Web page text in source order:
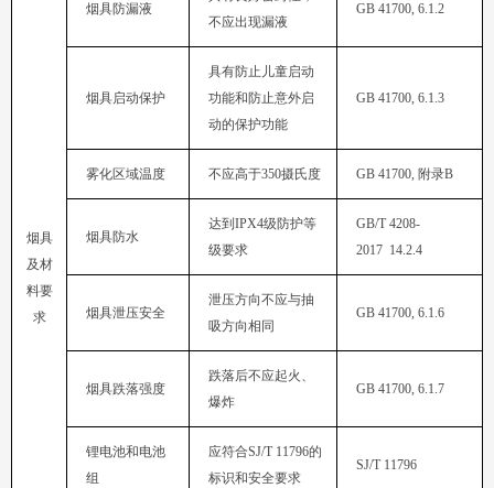
求
烟具防漏液
不应出现漏液
GB 41700, 6.1.2
烟具启动保护
动的保护功能
GB 41700, 6.1.3
雾化区域温度 不应高于350摄氏度 GB 41700, 附录B
烟具防水
达到 IPX4
级要求
2017 14.2.4
烟具泄压安全
吸方向相同
GB 41700, 6.1.6
烟具跌落强度
爆炸
GB 41700, 6.1.7
组
应符合SJ/T 11796
标识和安全要求
SJ/T 11796